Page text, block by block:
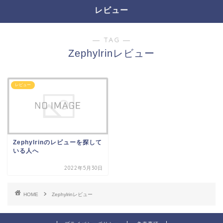
レビュー
― TAG ―
Zephylrinレビュー
レビュー
Zephylrinのレビューを探して
いる人へ
2022年5月30日
HOME Zephylrinレビュー